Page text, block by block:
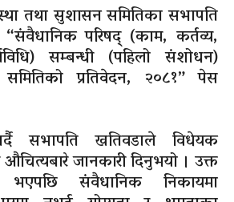
तथा सुशासन समितिका सभापति
“संवैधानिक परिषद् (काम, कर्तव्य,
सम्बन्धी (पहिलो संशोधन)
प्रतिवेदन, २०८१” पेस
सभापति खतिवडाले विधेयक
जानकारी दिनुभयो । उक्त
संवैधानिक निकायमा